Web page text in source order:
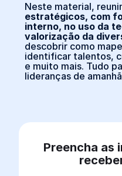
Neste material,
estratégicos, com
interno, no uso da
valorização da
descobrir como
identificar talentos,
e muito mais. Tudo
lideranças de
Preencha as